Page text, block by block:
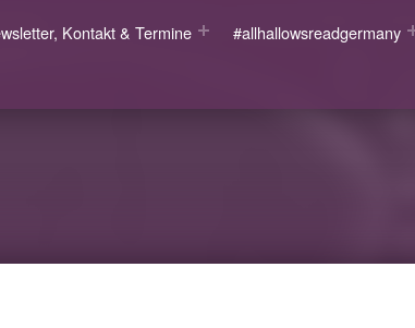
Kontakt & Termine #allhallowsreadgermany